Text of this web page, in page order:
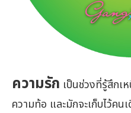
ความรัก เป็นช่วงที่รู้สึกเ
ความท้อ และมักจะเก็บไว้คน